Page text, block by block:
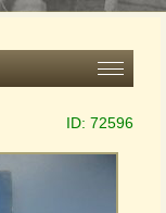
ID: 72596